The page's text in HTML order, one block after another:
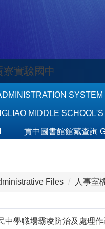
實驗國中
SYSTEM
MIDDLE
貢中圖書館館藏查詢
Files 人事室
中學職場霸凌防治及處理